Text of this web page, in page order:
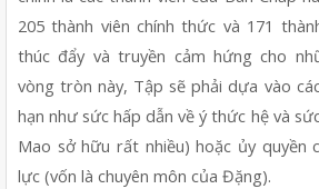
205 thành viên chính thức và 171
thúc đẩy và truyền cảm hứng cho
vòng tròn này, Tập sẽ phải dựa vào
hạn như sức hấp dẫn về ý thức hệ và
Mao sở hữu rất nhiều) hoặc ủy quyền
lực (vốn là chuyên môn của Đặng).